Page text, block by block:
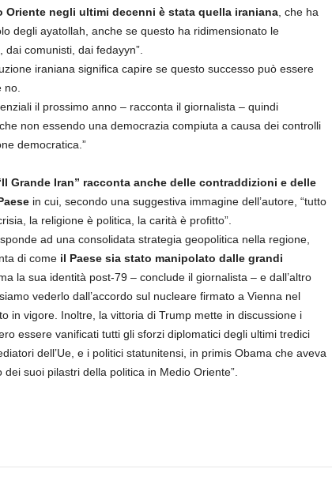
Oriente negli ultimi decenni è stata quella iraniana, che ha
degli ayatollah, anche se questo ha ridimensionato le
comunisti, dai fedayyn”.
iraniana significa capire se questo successo può essere
il prossimo anno – racconta il giornalista – quindi
non essendo una democrazia compiuta a causa dei controlli
democratica.”
Grande Iran” racconta anche delle contraddizioni e delle
in cui, secondo una suggestiva immagine dell’autore, “tutto
la religione è politica, la carità è profitto”.
ad una consolidata strategia geopolitica nella regione,
di come il Paese sia stato manipolato dalle grandi
la sua identità post-79 – conclude il giornalista – e dall’altro
vederlo dall’accordo sul nucleare firmato a Vienna nel
in vigore. Inoltre, la vittoria di Trump mette in discussione i
essere vanificati tutti gli sforzi diplomatici degli ultimi tredici
dell’Ue, e i politici statunitensi, in primis Obama che aveva
suoi pilastri della politica in Medio Oriente”.